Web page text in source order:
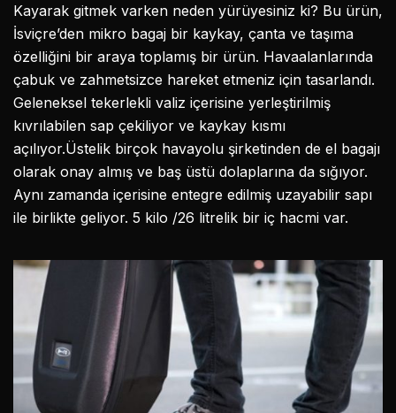
Kayarak gitmek varken neden yürüyesiniz ki? Bu ürün,
İsviçre’den mikro bagaj bir kaykay, çanta ve taşıma
özelliğini bir araya toplamış bir ürün. Havaalanlarında
çabuk ve zahmetsizce hareket etmeniz için tasarlandı.
Geleneksel tekerlekli valiz içerisine yerleştirilmiş
kıvrılabilen sap çekiliyor ve kaykay kısmı
açılıyor.Üstelik birçok havayolu şirketinden de el bagajı
olarak onay almış ve baş üstü dolaplarına da sığıyor.
Aynı zamanda içerisine entegre edilmiş uzayabilir sapı
ile birlikte geliyor. 5 kilo /26 litrelik bir iç hacmi var.